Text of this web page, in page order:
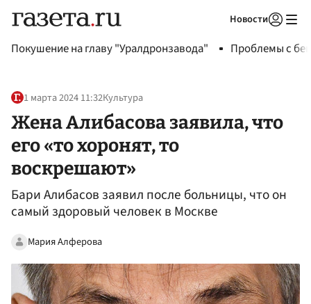
Новости
Покушение на главу "Уралдронзавода" Проблемы с
1 марта 2024 11:32Культура
Жена Алибасова заявила, что
его «то хоронят, то
воскрешают»
Бари Алибасов заявил после больницы, что он
самый здоровый человек в Москве
Мария Алферова